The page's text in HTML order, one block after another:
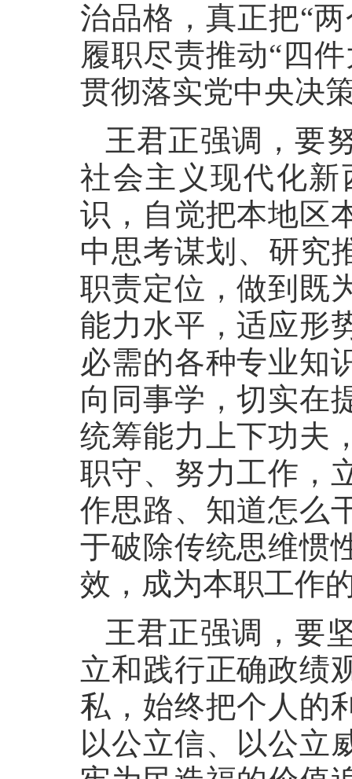
治品格，真正把“
履职尽责推动“四
贯彻落实党中央决
王君正强调，要
社会主义现代化
识，自觉把本地区
中思考谋划、研究
职责定位，做到既
能力水平，适应形
必需的各种专业知
向同事学，切实在
统筹能力上下功夫
职守、努力工作，
作思路、知道怎么
于破除传统思维惯
效，成为本职工作
王君正强调，要
立和践行正确政绩
私，始终把个人的
以公立信、以公立